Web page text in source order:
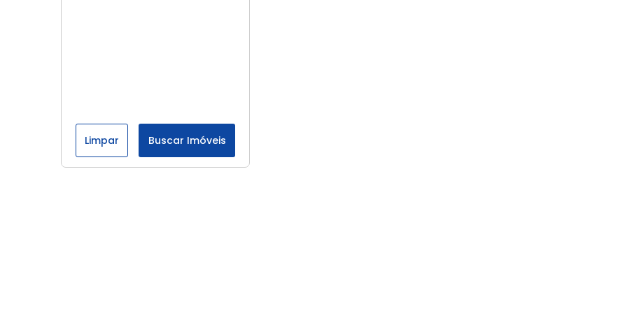
Limpar Buscar Imóveis